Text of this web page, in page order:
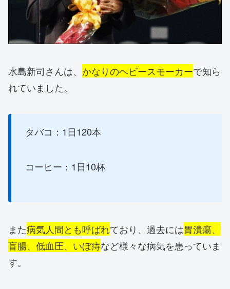
水島新司さんは、 かなりのヘビースモーカーで知ら
れていました。
タバコ：1日120本
コーヒー：1日10杯
また病気人間とも呼ばれており、過去には胃潰瘍、
盲腸、低血圧、いぼ痔など様々な病気を患っていま
す。